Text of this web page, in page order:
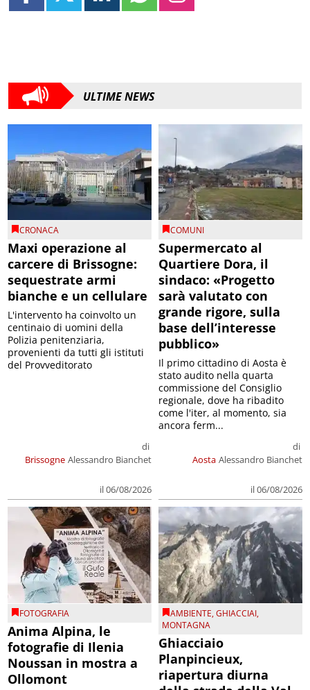
ULTIME NEWS
CRONACA
Maxi operazione al
carcere di Brissogne:
sequestrate armi
bianche e un cellulare
Brissogne
di
Alessandro Bianchet
il 06/08/2026
L'intervento ha coinvolto un
centinaio di uomini della
Polizia penitenziaria,
provenienti da tutti gli istituti
del Provveditorato
COMUNI
Supermercato al
Quartiere Dora, il
sindaco: «Progetto
sarà valutato con
grande rigore, sulla
base dell’interesse
pubblico»
Aosta
di
Alessandro Bianchet
il 06/08/2026
Il primo cittadino di Aosta è
stato audito nella quarta
commissione del Consiglio
regionale, dove ha ribadito
come l'iter, al momento, sia
ancora ferm...
FOTOGRAFIA
Anima Alpina, le
fotografie di Ilenia
Noussan in mostra a
Ollomont
AMBIENTE,GHIACCIAI,
MONTAGNA
Ghiacciaio
Planpincieux,
riapertura diurna